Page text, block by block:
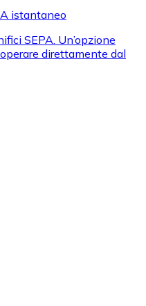
istantaneo
SEPA. Un’opzione
direttamente dal